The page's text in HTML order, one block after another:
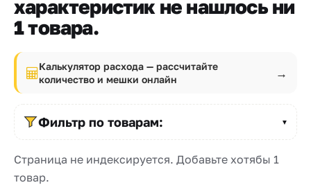
Доставка
Оплата
Каталог
товаров
Прайс-
лист
характеристик не нашлось ни
1 товара.
Калькулятор расхода — рассчитайте
количество и мешки онлайн
→
Фильтр по товарам: ▼
Страница не индексируется. Добавьте хотябы 1
товар.